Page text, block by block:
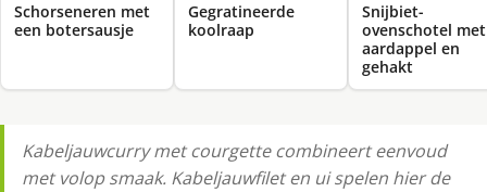
Schorseneren met
een botersausje
Gegratineerde
koolraap
Snijbiet-
ovenschotel met
aardappel en
gehakt
Kabeljauwcurry met courgette combineert eenvoud
met volop smaak. Kabeljauwfilet en ui spelen hier de